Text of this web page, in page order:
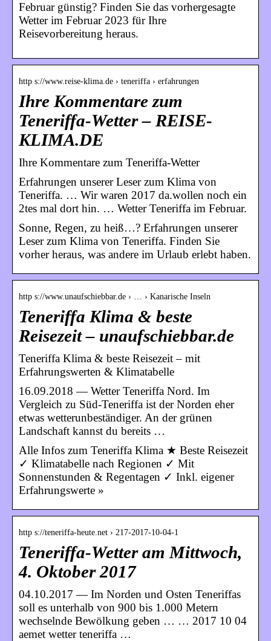
Februar günstig? Finden Sie das vorhergesagte
Wetter im Februar 2023 für Ihre
Reisevorbereitung heraus.
http s://www.reise-klima.de › teneriffa › erfahrungen
Ihre Kommentare zum
Teneriffa-Wetter – REISE-
KLIMA.DE
Ihre Kommentare zum Teneriffa-Wetter
Erfahrungen unserer Leser zum Klima von
Teneriffa. … Wir waren 2017 da.wollen noch ein
2tes mal dort hin. … Wetter Teneriffa im Februar.
Sonne, Regen, zu heiß…? Erfahrungen unserer
Leser zum Klima von Teneriffa. Finden Sie
vorher heraus, was andere im Urlaub erlebt haben.
http s://www.unaufschiebbar.de › … › Kanarische Inseln
Teneriffa Klima & beste
Reisezeit – unaufschiebbar.de
Teneriffa Klima & beste Reisezeit – mit
Erfahrungswerten & Klimatabelle
16.09.2018 — Wetter Teneriffa Nord. Im
Vergleich zu Süd-Teneriffa ist der Norden eher
etwas wetterunbeständiger. An der grünen
Landschaft kannst du bereits …
Alle Infos zum Teneriffa Klima ★ Beste Reisezeit
✓ Klimatabelle nach Regionen ✓ Mit
Sonnenstunden & Regentagen ✓ Inkl. eigener
Erfahrungswerte »
http s://teneriffa-heute.net › 217-2017-10-04-1
Teneriffa-Wetter am Mittwoch,
4. Oktober 2017
04.10.2017 — Im Norden und Osten Teneriffas
soll es unterhalb von 900 bis 1.000 Metern
wechselnde Bewölkung geben … … 2017 10 04
aemet wetter teneriffa …